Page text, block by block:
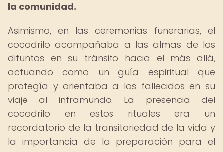
la comunidad.
Asimismo, en las ceremonias funerarias, el
cocodrilo acompañaba a las almas de los
difuntos en su tránsito hacia el más allá,
actuando como un guía espiritual que
protegía y orientaba a los fallecidos en su
viaje al inframundo. La presencia del
cocodrilo en estos rituales era un
recordatorio de la transitoriedad de la vida y
la importancia de la preparación para el